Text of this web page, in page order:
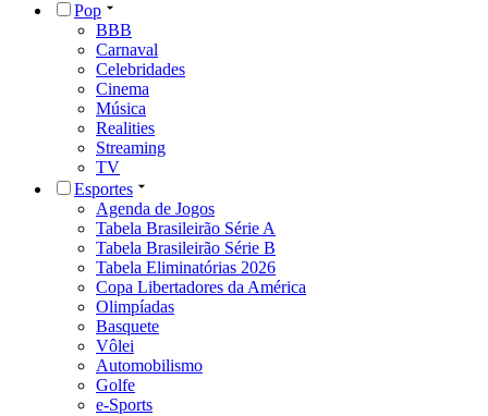
Pop
BBB
Carnaval
Celebridades
Cinema
Música
Realities
Streaming
TV
Esportes
Agenda de Jogos
Tabela Brasileirão Série A
Tabela Brasileirão Série B
Tabela Eliminatórias 2026
Copa Libertadores da América
Olimpíadas
Basquete
Vôlei
Automobilismo
Golfe
e-Sports